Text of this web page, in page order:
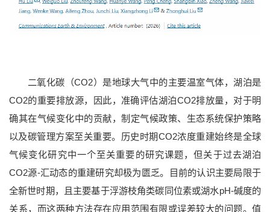
院士风采 二级教授 黄大年式教师团队 教师个人主页
重点学科
二氧化碳（CO2）是地球大气中的主要温室气体，湖泊是
CO2的重要排放源，因此，准确评估湖泊CO2排放量，对于明
确其在气候变化中的贡献，制定气候政策、生态系统保护策略
以及碳管理方案至关重要。历史时期CO2浓度重建始终是全球
气候变化研究中一个至关重要的研究课题，但关于过去湖泊
CO2源-汇动态的重建研究却极为匮乏。目前的认识主要局限于
全新世时期，且主要基于浮游枝角类碳同位素或湖水pH-碱度的
关系，而这两种方法存在应用范围有限或误差较大的问题。值